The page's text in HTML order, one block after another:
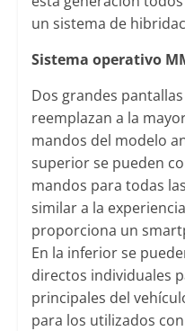
un sistema de
Sistema operativo
Dos grandes
reemplazan a la
mandos del modelo
superior se pueden
mandos para todas
similar a la
proporciona un
En la inferior se
directos individuales
principales del
para los utilizados